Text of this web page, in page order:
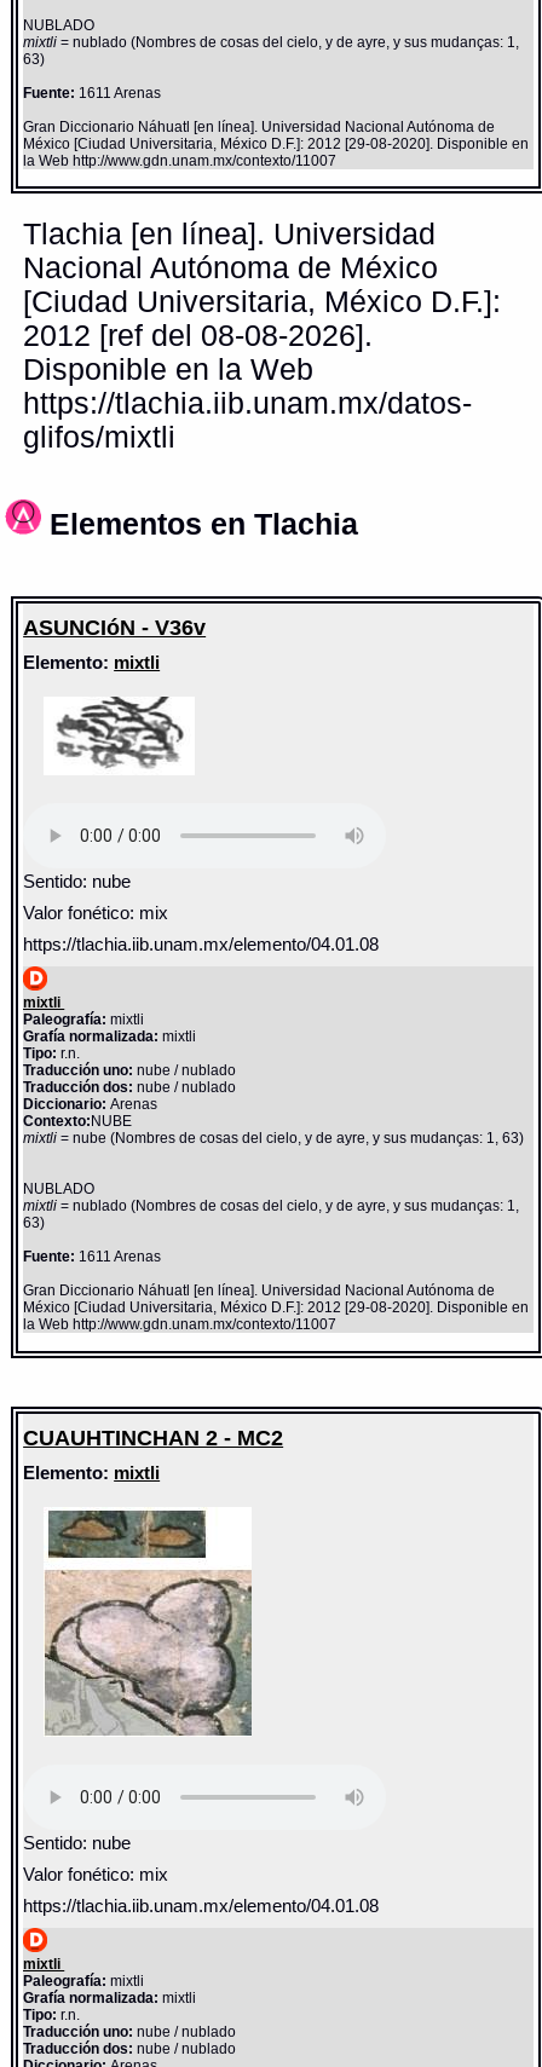
NUBLADO
mixtli= nublado (Nombres de cosas del cielo, y de ayre, y sus mudanças: 1,
63)
Fuente: 1611 Arenas
Gran Diccionario Náhuatl [en línea]. Universidad Nacional Autónoma de
México [Ciudad Universitaria, México D.F.]: 2012 [29-08-2020]. Disponible en
la Web http://www.gdn.unam.mx/contexto/11007
Tlachia [en línea]. Universidad
Nacional Autónoma de México
[Ciudad Universitaria, México D.F.]:
2012 [ref del 08-08-2026].
Disponible en la Web
https://tlachia.iib.unam.mx/datos-
glifos/mixtli
Elementos en Tlachia
ASUNCIóN - V36v
Elemento: mixtli
Sentido: nube
Valor fonético: mix
https://tlachia.iib.unam.mx/elemento/04.01.08
mixtli
Paleografía: mixtli
Grafía normalizada: mixtli
Tipo: r.n.
Traducción uno: nube / nublado
Traducción dos: nube / nublado
Diccionario:Arenas
Contexto: NUBE
mixtli= nube (Nombres de cosas del cielo, y de ayre, y sus mudanças: 1, 63)
NUBLADO
mixtli= nublado (Nombres de cosas del cielo, y de ayre, y sus mudanças: 1,
63)
Fuente: 1611 Arenas
Gran Diccionario Náhuatl [en línea]. Universidad Nacional Autónoma de
México [Ciudad Universitaria, México D.F.]: 2012 [29-08-2020]. Disponible en
la Web http://www.gdn.unam.mx/contexto/11007
CUAUHTINCHAN 2 - MC2
Elemento: mixtli
Sentido: nube
Valor fonético: mix
https://tlachia.iib.unam.mx/elemento/04.01.08
mixtli
Paleografía: mixtli
Grafía normalizada: mixtli
Tipo: r.n.
Traducción uno: nube / nublado
Traducción dos: nube / nublado